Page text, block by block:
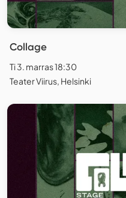
Collage
Ti 3. marras 18:30
Teater Viirus, Helsinki